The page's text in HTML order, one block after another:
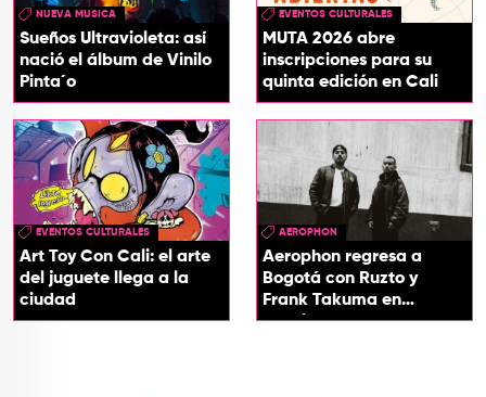
NUEVA MUSICA
Sueños Ultravioleta: así
nació el álbum de Vinilo
Pinta´o
EVENTOS CULTURALES
MUTA 2026 abre
inscripciones para su
quinta edición en Cali
EVENTOS CULTURALES
Art Toy Con Cali: el arte
del juguete llega a la
ciudad
AEROPHON
Aerophon regresa a
Bogotá con Ruzto y
Frank Takuma en
concierto